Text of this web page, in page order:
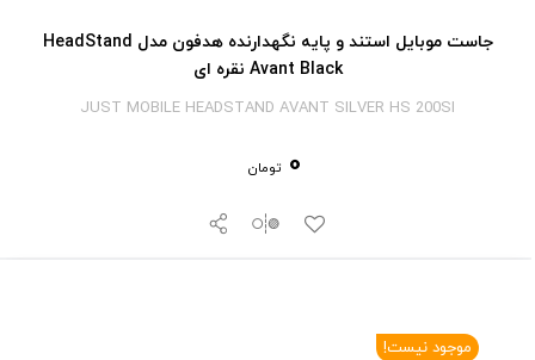
جاست موبایل استند و پایه نگهدارنده هدفون مدل HeadStand
Avant Black نقره ای
JUST MOBILE HEADSTAND AVANT SILVER HS 200SI
0 تومان
موجود نیست!